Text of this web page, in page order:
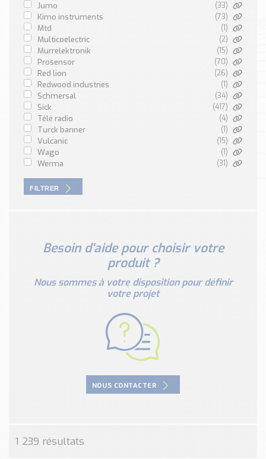
Contact & Devis
Devis, Tarifs, Renseignements techniques
jumo (33)
kimo instruments (73)
mtd (1)
multicoelectric (2)
murrelektronik (15)
prosensor (70)
red lion (26)
redwood industries (1)
schmersal (34)
sick (417)
télé radio (4)
turck banner (1)
vulcanic (15)
wago (1)
werma (31)
FILTRER
Besoin d'aide pour choisir votre
produit ?
Nous sommes à votre disposition pour définir
votre projet
NOUS CONTACTER
1 239 résultats